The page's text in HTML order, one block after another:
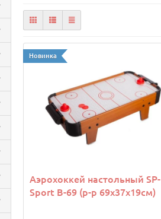
Новинка
Аэрохоккей настольный SP-
Sport B-69 (р-р 69x37x19см)